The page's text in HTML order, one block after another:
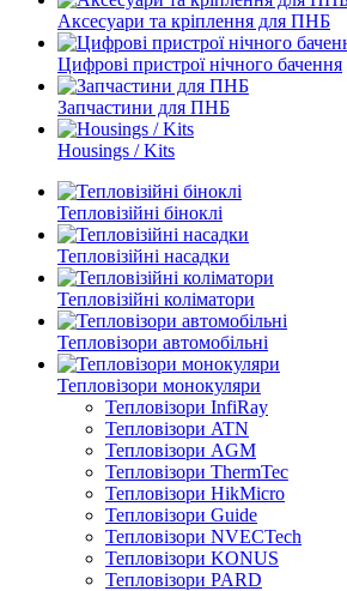
Аксесуари та кріплення для ПНБ
Цифрові пристрої нічного бачення
Запчастини для ПНБ
Housings / Kits
Тепловізійні біноклі
Тепловізійні насадки
Тепловізійні коліматори
Тепловізори автомобільні
Тепловізори монокуляри
Тепловізори InfiRay
Тепловізори ATN
Тепловізори AGM
Тепловізори ThermTec
Тепловізори HikMicro
Тепловізори Guide
Тепловізори NVECTech
Тепловізори KONUS
Тепловізори PARD